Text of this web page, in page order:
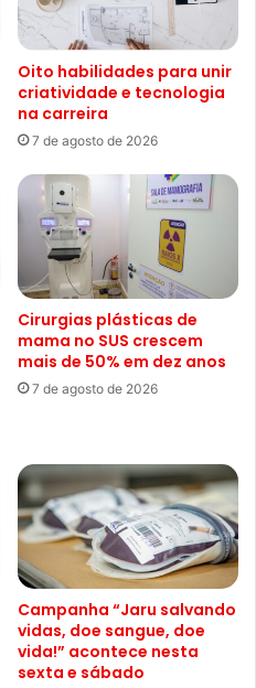
Oito habilidades para unir
criatividade e tecnologia
na carreira
7 de agosto de 2026
Cirurgias plásticas de
mama no SUS crescem
mais de 50% em dez anos
7 de agosto de 2026
Campanha “Jaru salvando
vidas, doe sangue, doe
vida!” acontece nesta
sexta e sábado